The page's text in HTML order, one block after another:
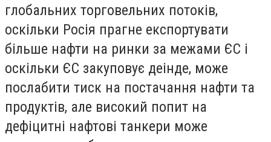
глобальних торговельних потоків,
оскільки Росія прагне експортувати
більше нафти на ринки за межами ЄС і
оскільки ЄС закуповує деінде, може
послабити тиск на постачання нафти та
продуктів, але високий попит на
дефіцитні нафтові танкери може